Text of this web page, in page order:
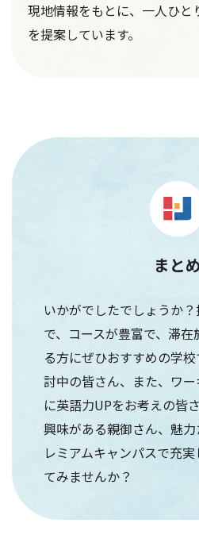
現地情報をもとに、一人ひと
を提案しています。
まとめ
いかがでしたでしょうか
で、コースが豊富で、滞
る方にぜひおすすめの学
討中の皆さん、また、ワ
に英語力UPをお考えの皆
興味がある親御さん、魅
レミアムキャンパスで充
てみませんか？